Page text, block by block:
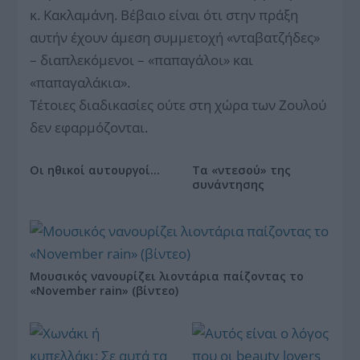
κ. Κακλαμάνη. Βέβαιο είναι ότι στην πράξη
αυτήν έχουν άμεση συμμετοχή «νταβατζήδες»
– διαπλεκόμενοι – «παπαγάλοι» και
«παπαγαλάκια».
Τέτοιες διαδικασίες ούτε στη χώρα των Ζουλού
δεν εφαρμόζονται.
Οι ηθικοί αυτουργοί…
Τα «ντεσού» της
συνάντησης
Μουσικός νανουρίζει λιοντάρια παίζοντας το
«November rain» (βίντεο)